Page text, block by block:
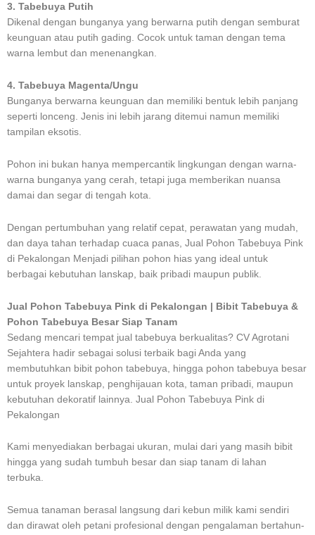
3. Tabebuya Putih
Dikenal dengan bunganya yang berwarna putih dengan semburat
keunguan atau putih gading. Cocok untuk taman dengan tema
warna lembut dan menenangkan.
4. Tabebuya Magenta/Ungu
Bunganya berwarna keunguan dan memiliki bentuk lebih panjang
seperti lonceng. Jenis ini lebih jarang ditemui namun memiliki
tampilan eksotis.
Pohon ini bukan hanya mempercantik lingkungan dengan warna-
warna bunganya yang cerah, tetapi juga memberikan nuansa
damai dan segar di tengah kota.
Dengan pertumbuhan yang relatif cepat, perawatan yang mudah,
dan daya tahan terhadap cuaca panas, Jual Pohon Tabebuya Pink
di Pekalongan Menjadi pilihan pohon hias yang ideal untuk
berbagai kebutuhan lanskap, baik pribadi maupun publik.
Jual Pohon Tabebuya Pink di Pekalongan | Bibit Tabebuya &
Pohon Tabebuya Besar Siap Tanam
Sedang mencari tempat jual tabebuya berkualitas? CV Agrotani
Sejahtera hadir sebagai solusi terbaik bagi Anda yang
membutuhkan bibit pohon tabebuya, hingga pohon tabebuya besar
untuk proyek lanskap, penghijauan kota, taman pribadi, maupun
kebutuhan dekoratif lainnya. Jual Pohon Tabebuya Pink di
Pekalongan
Kami menyediakan berbagai ukuran, mulai dari yang masih bibit
hingga yang sudah tumbuh besar dan siap tanam di lahan
terbuka.
Semua tanaman berasal langsung dari kebun milik kami sendiri
dan dirawat oleh petani profesional dengan pengalaman bertahun-